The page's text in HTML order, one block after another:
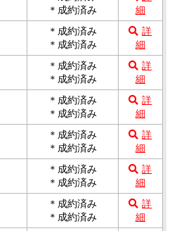
＊成約済み
細
＊成約済み
＊成約済み
詳
細
＊成約済み
＊成約済み
詳
細
＊成約済み
＊成約済み
詳
細
＊成約済み
＊成約済み
詳
細
＊成約済み
＊成約済み
詳
細
＊成約済み
＊成約済み
詳
細